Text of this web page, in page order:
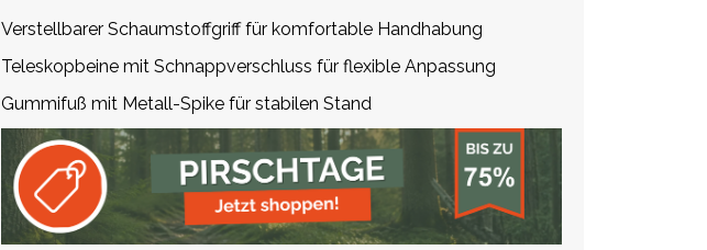
Verstellbarer Schaumstoffgriff für komfortable Handhabung
Teleskopbeine mit Schnappverschluss für flexible Anpassung
Gummifuß mit Metall-Spike für stabilen Stand